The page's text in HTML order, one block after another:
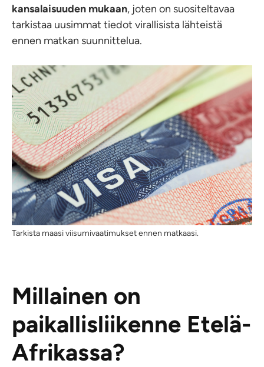
kansalaisuuden mukaan, joten on suositeltavaa
tarkistaa uusimmat tiedot virallisista lähteistä
ennen matkan suunnittelua.
Tarkista maasi viisumivaatimukset ennen matkaasi.
Millainen on
paikallisliikenne Etelä-
Afrikassa?